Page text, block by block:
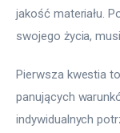
Więcej
jakość materiału.
swojego życia,
Pierwsza kwestia
panujących
indywidualnych